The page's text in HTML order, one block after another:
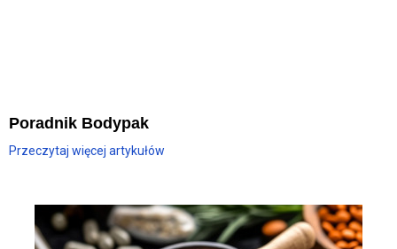
Poradnik Bodypak
Przeczytaj więcej artykułów